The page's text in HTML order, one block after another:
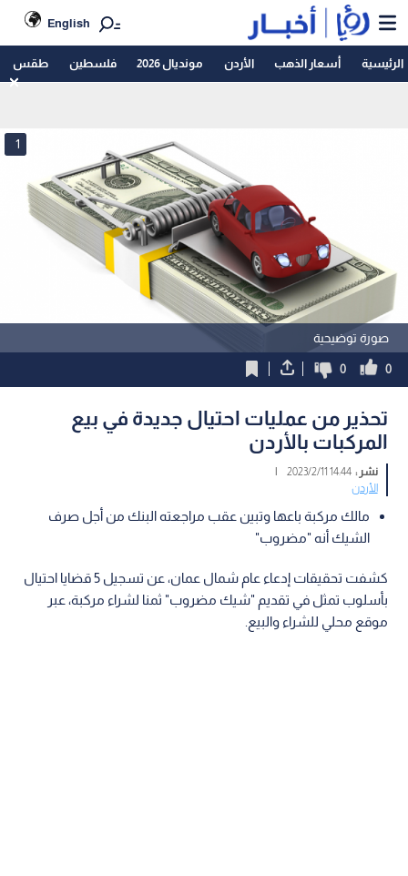
English
الرئيسية أسعار الذهب الأردن مونديال 2026 فلسطين طقس
صورة توضيحية
1
0
0
تحذير من عمليات احتيال جديدة في بيع
المركبات بالأردن
نشر :14:44 2023/2/11
|
الأردن
مالك مركبة باعها وتبين عقب مراجعته البنك من أجل صرف
الشيك أنه "مضروب"
كشفت تحقيقات إدعاء عام شمال عمان، عن تسجيل 5 قضايا احتيال
بأسلوب تمثل في تقديم "شيك مضروب" ثمنا لشراء مركبة، عبر
موقع محلي للشراء والبيع.